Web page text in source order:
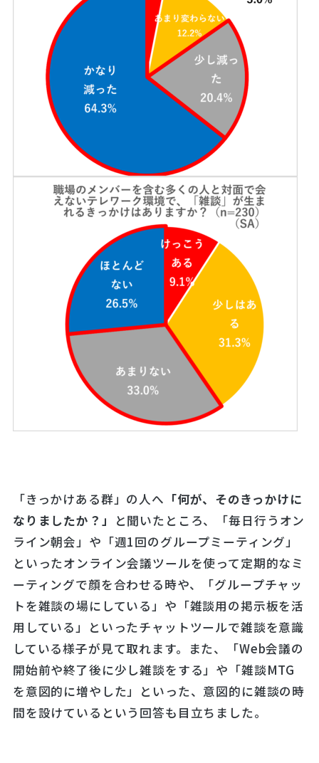
「きっかけある群」の人へ 「何が、そのきっかけに
なりましたか？」
と聞いたところ、「毎日行うオン
ライン朝会」や「週1回のグループミーティング」
といったオンライン会議ツールを使って定期的なミ
ーティングで顔を合わせる時や、「グループチャッ
トを雑談の場にしている」や「雑談用の掲示板を活
用している」といったチャットツールで雑談を意識
している様子が見て取れます。また、「Web会議の
開始前や終了後に少し雑談をする」や「雑談MTG
を意図的に増やした」といった、意図的に雑談の時
間を設けているという回答も目立ちました。